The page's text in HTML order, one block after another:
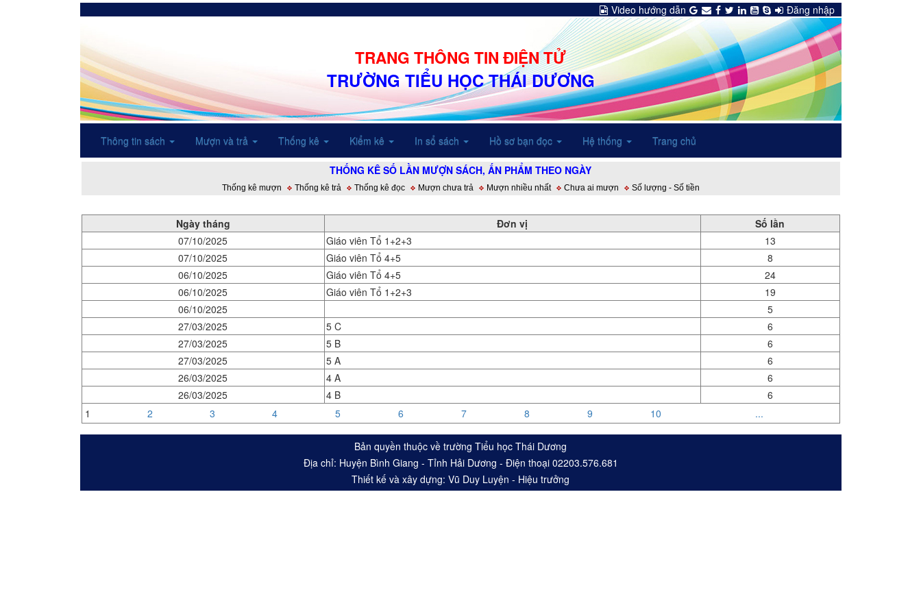
Video hướng dẫn Đăng nhập
TRANG THÔNG TIN ĐIỆN TỬ
TRƯỜNG TIỂU HỌC THÁI DƯƠNG
Thông tin sách Mượn và trả Thống kê Kiểm kê In sổ sách Hồ sơ bạn đọc Hệ thống Trang chủ
THỐNG KÊ SỐ LẦN MƯỢN SÁCH, ẤN PHẨM THEO NGÀY
Thống kê mượn Thống kê trả Thống kê đọc Mượn chưa trả Mượn nhiều nhất Chưa ai mượn Số lượng - Số tiền
Ngày tháng Đơn vị
Số lần
07/10/2025
Giáo viên Tổ 1+2+3
13
07/10/2025
Giáo viên Tổ 4+5
8
06/10/2025
Giáo viên Tổ 4+5
24
06/10/2025
Giáo viên Tổ 1+2+3
19
06/10/2025
5
27/03/2025
5 C
6
27/03/2025
5 B
6
27/03/2025
5 A
6
26/03/2025
4 A
6
26/03/2025
4 B
6
1
2 3 4 5 6 7 8 9 10 ...
Bản quyền thuộc về trường Tiểu học Thái Dương
Địa chỉ: Huyện Bình Giang - Tỉnh Hải Dương - Điện thoại 02203.576.681
Thiết kế và xây dựng: Vũ Duy Luyện - Hiệu trưởng